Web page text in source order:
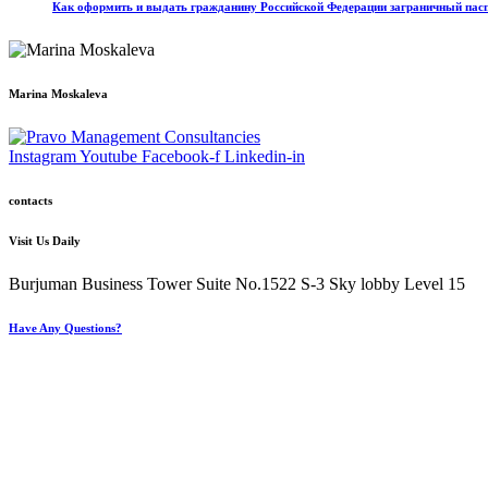
Как оформить и выдать гражданину Российской Федерации заграничный
Marina Moskaleva
InstagramYoutube Facebook-f Linkedin-in
contacts
Visit Us Daily
Burjuman Business Tower Suite No.1522 S-3 Sky lobby Level 15
Have Any Questions?